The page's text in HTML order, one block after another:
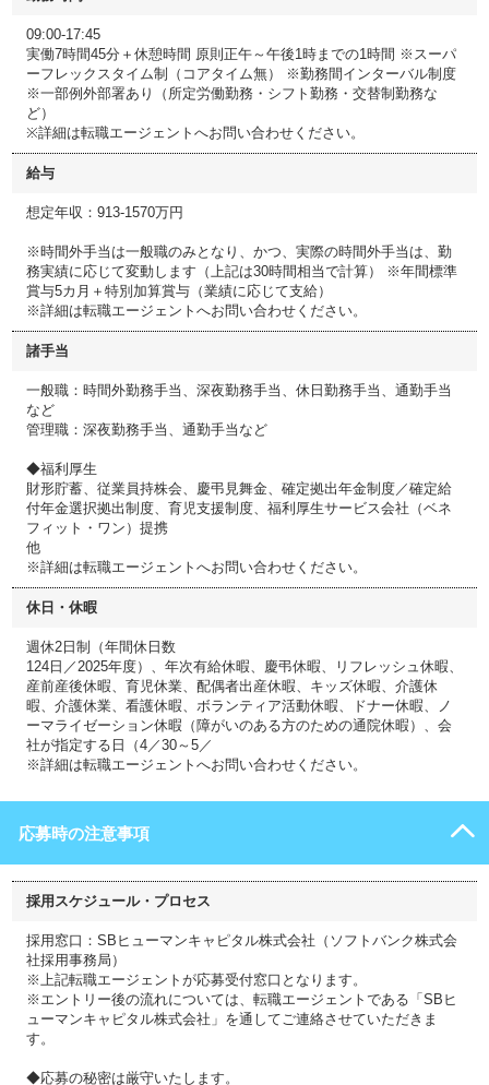
09:00-17:45
実働7時間45分＋休憩時間 原則正午～午後1時までの1時間 ※スーパ
ーフレックスタイム制（コアタイム無） ※勤務間インターバル制度
※一部例外部署あり（所定労働勤務・シフト勤務・交替制勤務な
ど）
※詳細は転職エージェントへお問い合わせください。
給与
想定年収：913-1570万円
※時間外手当は一般職のみとなり、かつ、実際の時間外手当は、勤
務実績に応じて変動します（上記は30時間相当で計算） ※年間標準
賞与5カ月＋特別加算賞与（業績に応じて支給）
※詳細は転職エージェントへお問い合わせください。
諸手当
一般職：時間外勤務手当、深夜勤務手当、休日勤務手当、通勤手当
など
管理職：深夜勤務手当、通勤手当など
◆福利厚生
財形貯蓄、従業員持株会、慶弔見舞金、確定拠出年金制度／確定給
付年金選択拠出制度、育児支援制度、福利厚生サービス会社（ベネ
フィット・ワン）提携
他
※詳細は転職エージェントへお問い合わせください。
休日・休暇
週休2日制（年間休日数
124日／2025年度）、年次有給休暇、慶弔休暇、リフレッシュ休暇、
産前産後休暇、育児休業、配偶者出産休暇、キッズ休暇、介護休
暇、介護休業、看護休暇、ボランティア活動休暇、ドナー休暇、ノ
ーマライゼーション休暇（障がいのある方のための通院休暇）、会
社が指定する日（4／30～5／
※詳細は転職エージェントへお問い合わせください。
応募時の注意事項
採用スケジュール・プロセス
採用窓口：SBヒューマンキャピタル株式会社（ソフトバンク株式会
社採用事務局）
※上記転職エージェントが応募受付窓口となります。
※エントリー後の流れについては、転職エージェントである「SBヒ
ューマンキャピタル株式会社」を通してご連絡させていただきま
す。
◆応募の秘密は厳守いたします。